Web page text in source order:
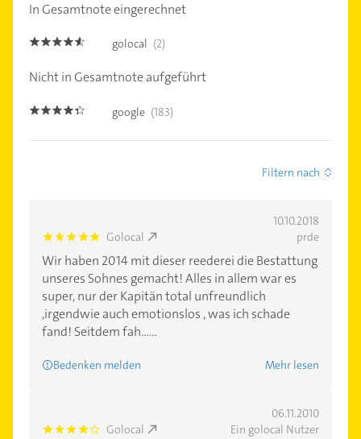
In Gesamtnote eingerechnet
4.5 golocal (2)
Nicht in Gesamtnote aufgeführt
4.3 google (183)
Filtern nach
10.10.2018
5.0 Golocal prde
Wir haben 2014 mit dieser reederei die Bestattung
unseres Sohnes gemacht! Alles in allem war es
super, nur der Kapitän total unfreundlich
,irgendwie auch emotionslos , was ich schade
fand! Seitdem fah......
Bedenken melden Mehr lesen
06.11.2010
4.0 Golocal Ein golocal Nutzer